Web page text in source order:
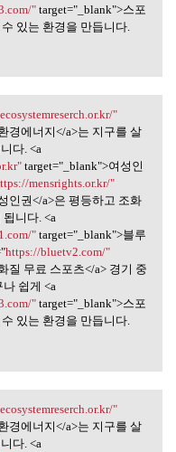
"target="_blank">스포
있는 환경을 만듭니다.
"
경에너지</a>는 지구를 살
다. <a
target="_blank">여성인
mensrights.or.kr/"
인권</a>은 평등하고 조화
니다. <a
"target="_blank">블루
https://bluetv2.com/"
질 무료 스포츠</a> 경기 중
쉽게 <a
"target="_blank">스포
있는 환경을 만듭니다.
"
경에너지</a>는 지구를 살
다. <a